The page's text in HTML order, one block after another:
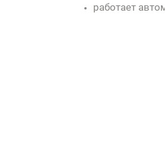
работает